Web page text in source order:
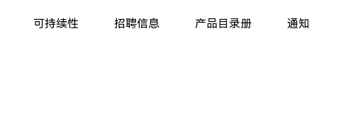
可持续性 招聘信息 产品目录册 通知